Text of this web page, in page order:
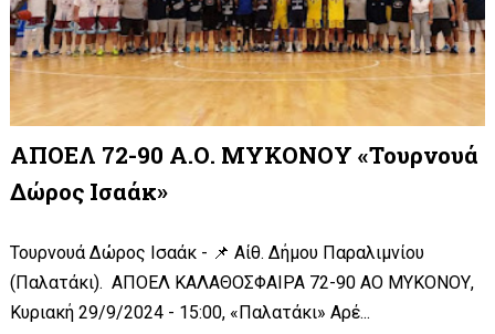
ΑΠΟΕΛ 72-90 Α.Ο. ΜΥΚΟΝΟΥ «Τουρνουά
Δώρος Ισαάκ»
Τουρνουά Δώρος Ισαάκ - 📌 Αίθ. Δήμου Παραλιμνίου
(Παλατάκι). ΑΠΟΕΛ ΚΑΛΑΘΟΣΦΑΙΡΑ 72-90 ΑΟ ΜΥΚΟΝΟΥ,
Κυριακή 29/9/2024 - 15:00, «Παλατάκι» Αρέ...